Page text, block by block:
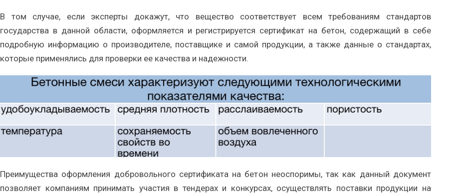
В том случае, если эксперты докажут, что вещество соответствует всем требованиям стандартов
государства в данной области, оформляется и регистрируется сертификат на бетон, содержащий в себе
подробную информацию о производителе, поставщике и самой продукции, а также данные о стандартах,
которые применялись для проверки ее качества и надежности.
Преимущества оформления добровольного сертификата на бетон неоспоримы, так как данный документ
позволяет компаниям принимать участия в тендерах и конкурсах, осуществлять поставки продукции на